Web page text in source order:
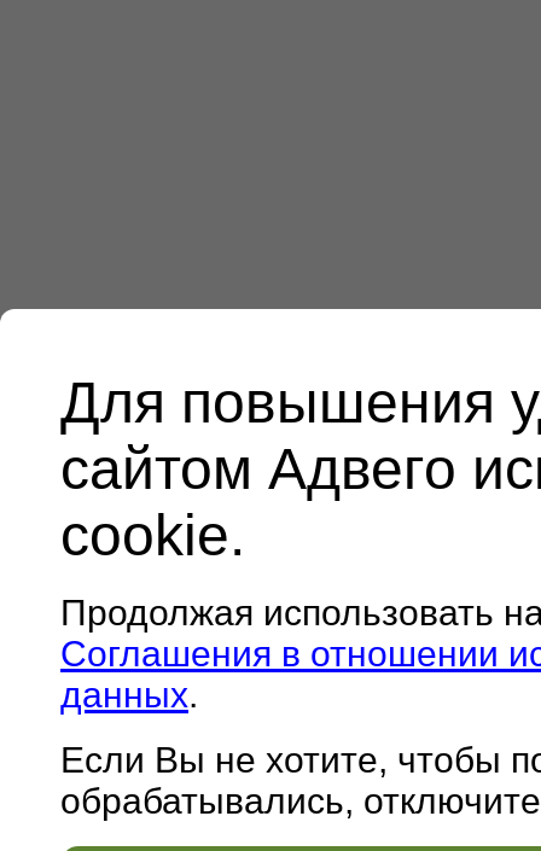
Для повышения
сайтом Адвего
cookie.
Продолжая использовать
Соглашения в отношении
данных.
Если Вы не хотите, чтобы
обрабатывались,